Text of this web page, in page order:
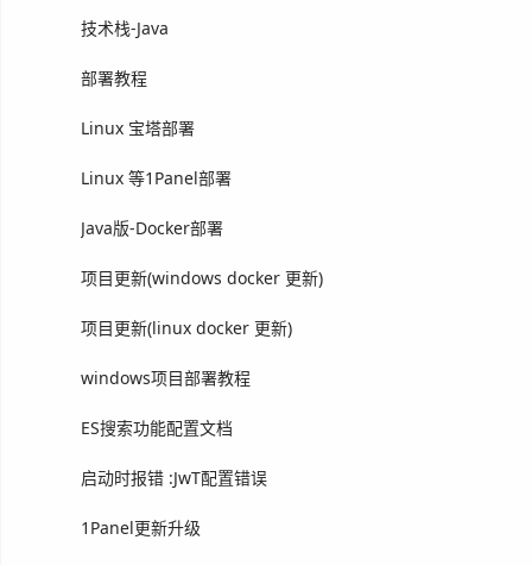
技术栈-Java
部署教程
Linux 宝塔部署
Linux 等1Panel部署
Java版-Docker部署
项目更新(windows docker 更新)
项目更新(linux docker 更新)
windows项目部署教程
ES搜索功能配置文档
启动时报错 :JwT配置错误
1Panel更新升级